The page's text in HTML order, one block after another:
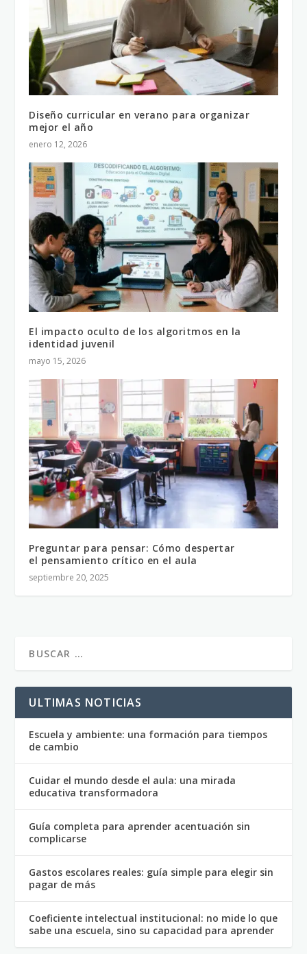
Diseño curricular en verano para organizar
mejor el año
enero 12, 2026
El impacto oculto de los algoritmos en la
identidad juvenil
mayo 15, 2026
Preguntar para pensar: Cómo despertar
el pensamiento crítico en el aula
septiembre 20, 2025
ULTIMAS NOTICIAS
Escuela y ambiente: una formación para tiempos
de cambio
Cuidar el mundo desde el aula: una mirada
educativa transformadora
Guía completa para aprender acentuación sin
complicarse
Gastos escolares reales: guía simple para elegir sin
pagar de más
Coeficiente intelectual institucional: no mide lo que
sabe una escuela, sino su capacidad para aprender